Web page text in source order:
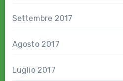
Settembre 2017
Agosto 2017
Luglio 2017